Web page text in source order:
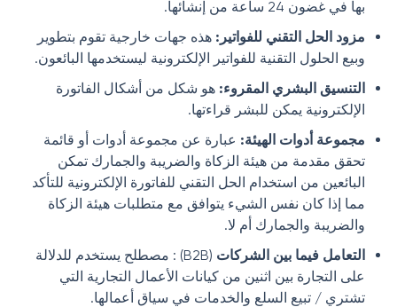
بها في غضون 24 ساعة من إنشائها.
مزود الحل التقني للفواتير : هذه جهات خارجية تقوم بتطوير
وبيع الحلول التقنية للفواتير الإلكترونية ليستخدمها البائعون.
التنسيق البشري المقروء: هو شكل من أشكال الفاتورة
الإلكترونية يمكن للبشر قراءتها.
مجموعة أدوات الهيئة: عبارة عن مجموعة أدوات أو قائمة
تحقق مقدمة من هيئة الزكاة والضريبة والجمارك تمكن
البائعين من استخدام الحل التقني للفاتورة الإلكترونية للتأكد
مما إذا كان نفس الشيء يتوافق مع متطلبات هيئة الزكاة
والضريبة والجمارك أم لا.
التعامل فيما بين الشركات
(B2B) : مصطلح يستخدم للدلالة
على التجارة بين اثنين من كيانات الأعمال التجارية التي
تشتري / تبيع السلع والخدمات في سياق أعمالها.